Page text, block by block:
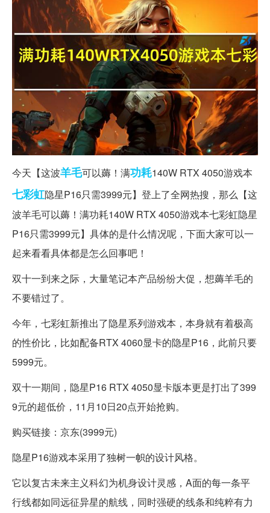
今天【这波羊毛可以薅！满功耗140W RTX 4050游戏本
七彩虹隐星P16只需3999元】登上了全网热搜，那么【这
波羊毛可以薅！满功耗140W RTX 4050游戏本七彩虹隐星
P16只需3999元】具体的是什么情况呢，下面大家可以一
起来看看具体都是怎么回事吧！
双十一到来之际，大量笔记本产品纷纷大促，想薅羊毛的
不要错过了。
今年，七彩虹新推出了隐星系列游戏本，本身就有着极高
的性价比，比如配备RTX 4060显卡的隐星P16，此前只要
5999元。
双十一期间，隐星P16 RTX 4050显卡版本更是打出了399
9元的超低价，11月10日20点开始抢购。
购买链接：京东(3999元)
隐星P16游戏本采用了独树一帜的设计风格。
它以复古未来主义科幻为机身设计灵感，A面的每一条平
行线都如同远征异星的航线，同时强硬的线条和纯粹有力